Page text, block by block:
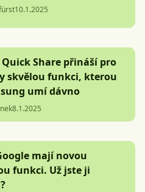
10.1.2025
Quick Share přináší pro
skvělou funkci, kterou
umí dávno
8.1.2025
mají novou
funkci. Už jste ji